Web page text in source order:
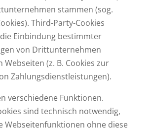
stammen (sog.
Third-Party-Cookies
Einbindung bestimmter
von Drittunternehmen
Webseiten (z. B. Cookies zur
Zahlungsdienstleistungen).
verschiedene Funktionen.
sind technisch notwendig,
Webseitenfunktionen ohne diese